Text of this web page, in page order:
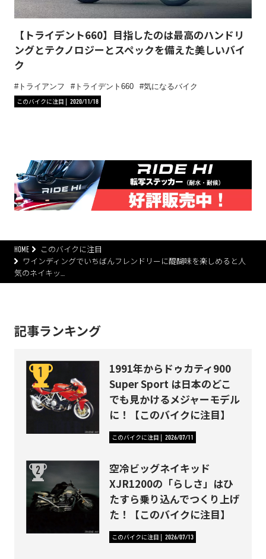
【トライデント660】目指したのは最高のハンドリ
ングとテクノロジーとスペックを備えた美しいバイ
ク
トライアンフ トライデント660
気になるバイク
このバイクに注目
2020/11/18
HOME
このバイクに注目
ワインディングでいちばんフレンドリーに醍醐味を楽しめると人
気のネイキッ…
記事ランキング
1991年からドゥカティ900
Super Sport は日本のどこ
でも見かけるメジャーモデル
に！【このバイクに注目】
このバイクに注目 2026/07/11
空冷ビッグネイキッド
XJR1200の「らしさ」はひ
たすら乗り込んでつくり上げ
た！【このバイクに注目】
このバイクに注目 2026/07/13